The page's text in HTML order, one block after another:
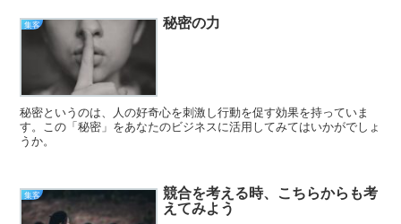
集客 秘密の力
秘密というのは、人の好奇心を刺激し行動を促す効果を持っていま
す。この「秘密」をあなたのビジネスに活用してみてはいかがでしょ
うか。
集客
競合を考える時、こちらからも考
えてみよう